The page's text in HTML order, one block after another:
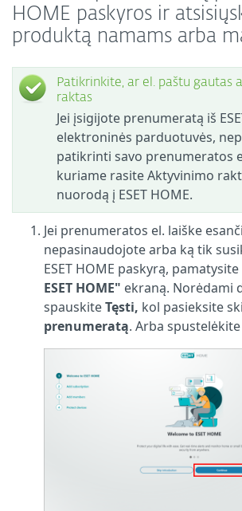
HOME paskyros ir
produktą namams arba
Patikrinkite, ar el. paštu gautas
raktas
Jei įsigijote prenumeratą iš
elektroninės parduotuvės,
patikrinti savo prenumeratos
kuriame rasite Aktyvinimo
nuorodą į ESET HOME.
Jei prenumeratos el. laiške
nepasinaudojote arba ką tik
ESET HOME paskyrą, pamatysite
ESET HOME" ekraną. Norėdami
spauskiteTęsti, kol pasieksite
prenumeratą. Arba spustelėkite